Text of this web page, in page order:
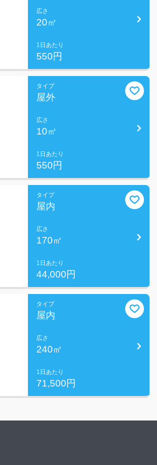
広さ
20㎡
1日あたり
550円
タイプ
屋外
広さ
10㎡
1日あたり
550円
タイプ
屋内
広さ
170㎡
1日あたり
44,000円
タイプ
屋内
広さ
240㎡
1日あたり
71,500円